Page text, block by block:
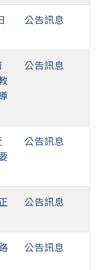
公告訊息
公告訊息
公告訊息
公告訊息
公告訊息